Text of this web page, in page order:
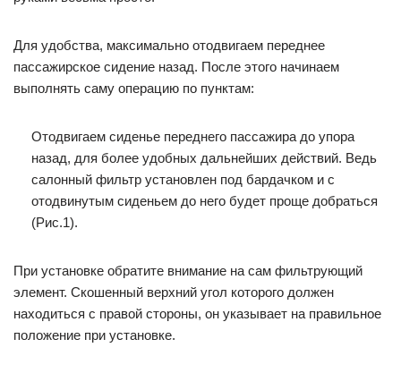
Для удобства, максимально отодвигаем переднее
пассажирское сидение назад. После этого начинаем
выполнять саму операцию по пунктам:
Отодвигаем сиденье переднего пассажира до упора
назад, для более удобных дальнейших действий. Ведь
салонный фильтр установлен под бардачком и с
отодвинутым сиденьем до него будет проще добраться
(Рис.1).
При установке обратите внимание на сам фильтрующий
элемент. Скошенный верхний угол которого должен
находиться с правой стороны, он указывает на правильное
положение при установке.